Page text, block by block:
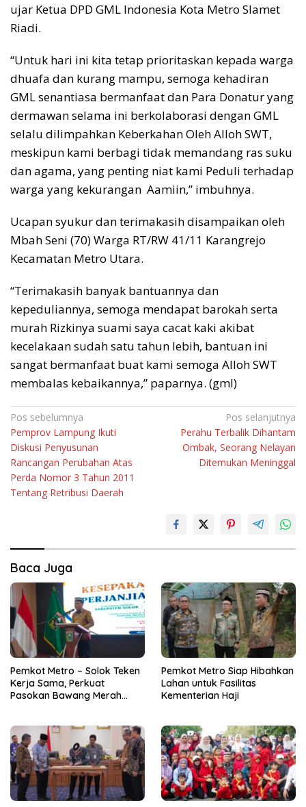
ujar Ketua DPD GML Indonesia Kota Metro Slamet
Riadi.
“Untuk hari ini kita tetap prioritaskan kepada warga
dhuafa dan kurang mampu, semoga kehadiran
GML senantiasa bermanfaat dan Para Donatur yang
dermawan selama ini berkolaborasi dengan GML
selalu dilimpahkan Keberkahan Oleh Alloh SWT,
meskipun kami berbagi tidak memandang ras suku
dan agama, yang penting niat kami Peduli terhadap
warga yang kekurangan Aamiin,” imbuhnya.
Ucapan syukur dan terimakasih disampaikan oleh
Mbah Seni (70) Warga RT/RW 41/11 Karangrejo
Kecamatan Metro Utara.
“Terimakasih banyak bantuannya dan
kepeduliannya, semoga mendapat barokah serta
murah Rizkinya suami saya cacat kaki akibat
kecelakaan sudah satu tahun lebih, bantuan ini
sangat bermanfaat buat kami semoga Alloh SWT
membalas kebaikannya,” paparnya. (gml)
Navigasi
pos
Pos sebelumnya
Pemprov Lampung Ikuti
Diskusi Penyusunan
Rancangan Perubahan Atas
Perda Nomor 3 Tahun 2011
Tentang Retribusi Daerah
Pos selanjutnya
Perahu Terbalik Dihantam
Ombak, Seorang Nelayan
Ditemukan Meninggal
Baca Juga
Pemkot Metro – Solok Teken
Kerja Sama, Perkuat
Pasokan Bawang Merah
Pemkot Metro Siap Hibahkan
Lahan untuk Fasilitas
Kementerian Haji